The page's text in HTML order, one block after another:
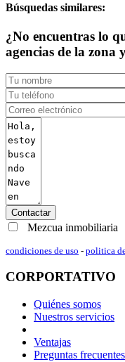
Búsquedas similares:
¿No encuentras lo
agencias de la zona
Contactar
Mezcua inmobiliaria
condiciones de uso - politica
CORPORTATIVO
Quiénes somos
Nuestros servicios
Ventajas
Preguntas frecuentes